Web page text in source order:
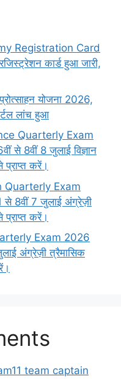
Registration Card
कार्ड हुआ जारी,
योजना 2026,
लांच हुआ
Quarterly Exam
से 8वीं 8 जुलाई विज्ञान
प्राप्त करें।
Quarterly Exam
से 8वीं 7 जुलाई अंग्रेज़ी
प्राप्त करें।
Exam 2026
अंग्रेज़ी त्रैमासिक
team captain